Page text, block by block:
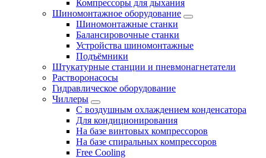
Компрессоры для дыхания
Шиномонтажное оборудование
Шиномонтажные станки
Балансировочные станки
Устройства шиномонтажные
Подъёмники
Штукатурные станции и пневмонагнетатели
Растворонасосы
Гидравлическое оборудование
Чиллеры
С воздушным охлаждением конденсатора
Для кондиционирования
На базе винтовых компрессоров
На базе спиральных компрессоров
Free Cooling